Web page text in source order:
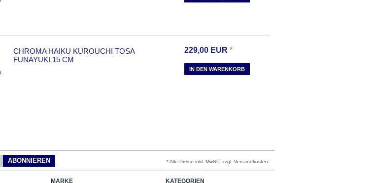
CHROMA HAIKU KUROUCHI TOSA
FUNAYUKI 15 CM
229,00 EUR *
IN DEN WARENKORB
ABONNIEREN * Alle Preise inkl. MwSt., zzgl. Versandkosten.
MARKE KATEGORIEN